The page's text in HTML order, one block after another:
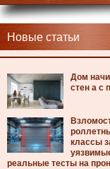
Новые статьи
Дом
стен а с
классы
реальные тесты на